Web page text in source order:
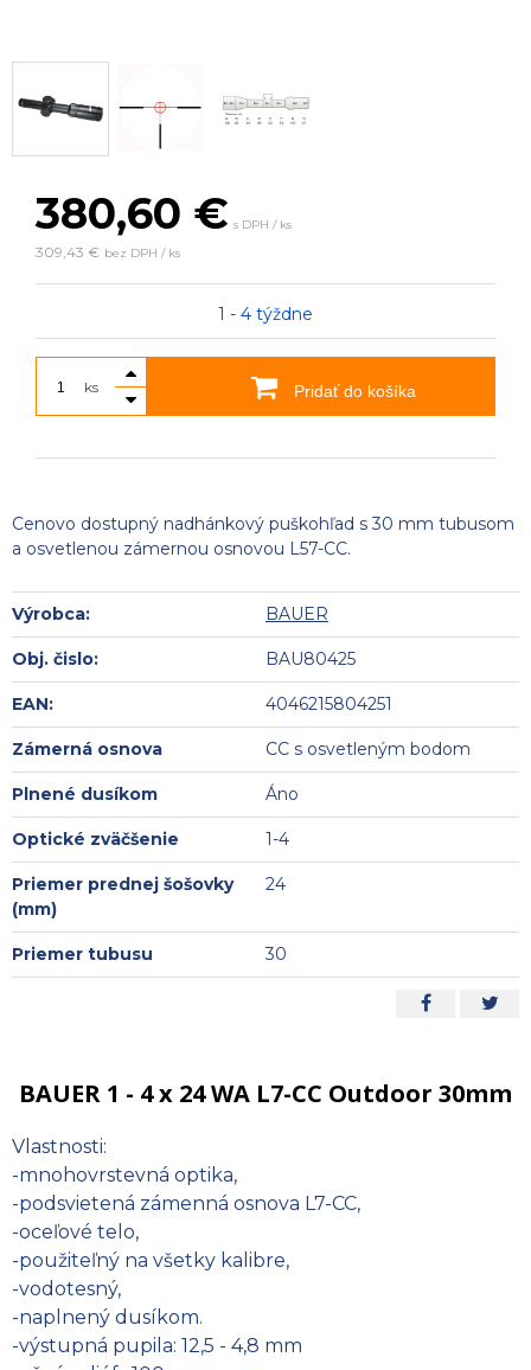
380,60 € s DPH / ks
309,43 € bez DPH / ks
1 - 4 týždne
ks Pridať do košíka
Cenovo dostupný nadhánkový puškohľad s 30 mm tubusom
a osvetlenou zámernou osnovou L57-CC.
Výrobca: BAUER
Obj. čislo: BAU80425
EAN: 4046215804251
Zámerná osnova CC s osvetleným bodom
Plnené dusíkom Áno
Optické zväčšenie 1-4
Priemer prednej šošovky
(mm)
24
Priemer tubusu 30
BAUER 1 - 4 x 24 WA L7-CC Outdoor 30mm
Vlastnosti:
-mnohovrstevná optika,
-podsvietená zámenná osnova L7-CC,
-oceľové telo,
-použiteľný na všetky kalibre,
-vodotesný,
-naplnený dusíkom.
-výstupná pupila: 12,5 - 4,8 mm